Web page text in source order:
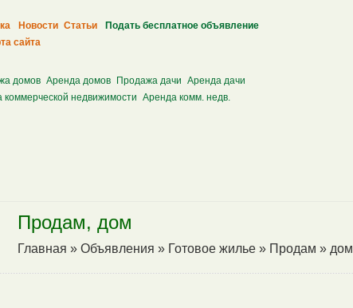
Новости Статьи
Подать бесплатное объявление
сайта
домов Аренда домов Продажа дачи Аренда дачи
коммерческой недвижимости Аренда комм. недв.
Продам, дом
Главная » Объявления » Готовое жилье » Продам » дом